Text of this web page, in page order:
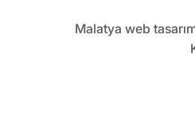
​Malatya web